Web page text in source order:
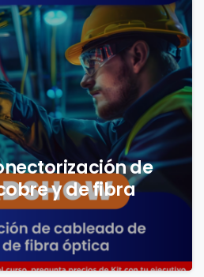
de
y de fibra